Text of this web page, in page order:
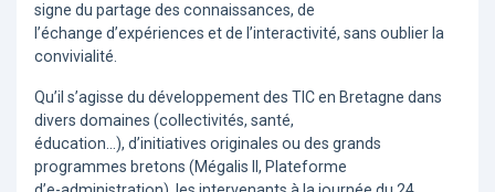
signe du partage des connaissances, de
l’échange d’expériences et de l’interactivité, sans oublier la
convivialité.
Qu’il s’agisse du développement des TIC en Bretagne dans
divers domaines (collectivités, santé,
éducation...), d’initiatives originales ou des grands
programmes bretons (Mégalis II, Plateforme